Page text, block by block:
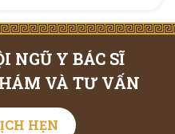
NGŨ Y BÁC SĨ
VÀ TƯ VẤN
HẸN